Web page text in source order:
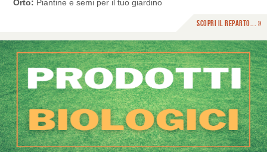
Orto: Piantine e semi per il tuo giardino
Scopri il reparto... »